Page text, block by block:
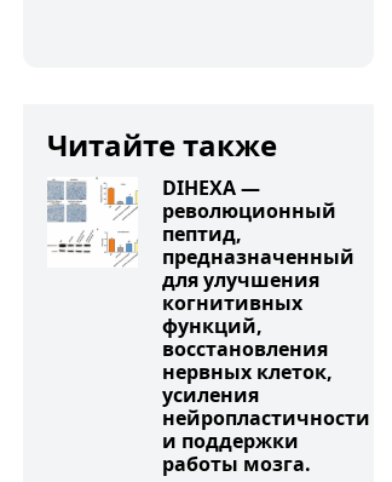
Читайте также
DIHEXA —
революционный
пептид,
предназначенный
для улучшения
когнитивных
функций,
восстановления
нервных клеток,
усиления
нейропластичности
и поддержки
работы мозга.